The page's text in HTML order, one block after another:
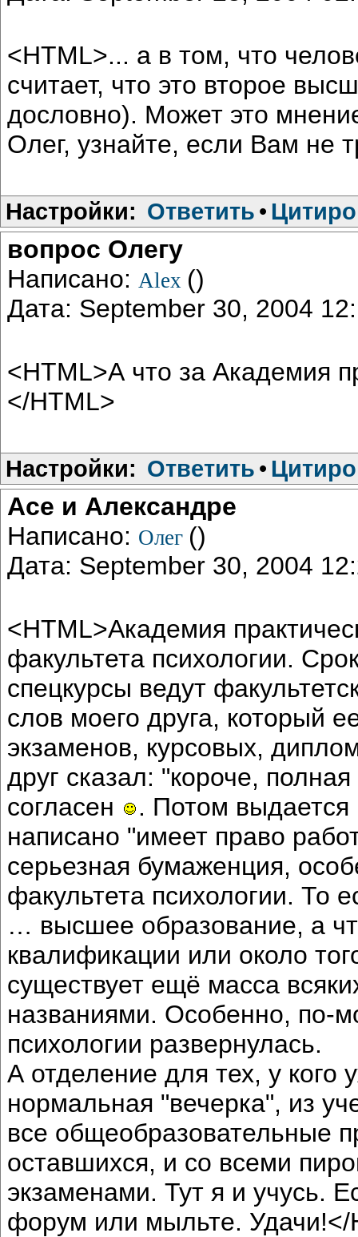
<HTML>... а в том, что
считает, что это второе
дословно). Может это
Олег, узнайте, если Вам не
Настройки: Ответить •
вопрос Олегу
Написано: Alex ()
Дата: September 30, 2004
<HTML>А что за Академия
</HTML>
Настройки: Ответить •
Асе и Александре
Написано: Олег ()
Дата: September 30, 2004
<HTML>Академия
факультета психологии.
спецкурсы ведут
слов моего друга, который
экзаменов, курсовых,
друг сказал: "короче,
согласен
. Потом выдается
написано "имеет право
серьезная бумаженция,
факультета психологии. То
… высшее образование, а
квалификации или около
существует ещё масса
названиями. Особенно, по-
психологии развернулась.
А отделение для тех, у кого
нормальная "вечерка", из
все общеобразовательные
оставшихся, и со всеми
экзаменами. Тут я и учусь.
форум или мыльте. Удачи!</